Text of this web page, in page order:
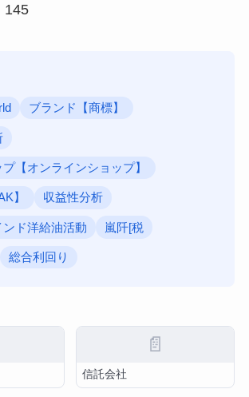
145
ブランド【商標】
【オンラインショップ】
】 収益性分析
ド洋給油活動 嵐阡[税
総合利回り
📄
信託会社